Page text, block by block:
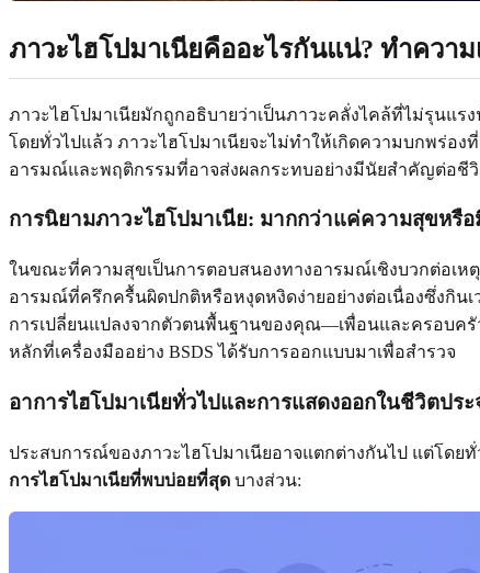
ภาวะไฮโปมาเนียคืออะไรกันแน่? ทำควา
ภาวะไฮโปมาเนียมักถูกอธิบายว่าเป็นภาวะคลั่งไคล้ที่ไม่รุนแ
โดยทั่วไปแล้ว ภาวะไฮโปมาเนียจะไม่ทำให้เกิดความบกพร่อ
อารมณ์และพฤติกรรมที่อาจส่งผลกระทบอย่างมีนัยสำคัญต่อ
การนิยามภาวะไฮโปมาเนีย: มากกว่าแค่ความสุขหรือ
ในขณะที่ความสุขเป็นการตอบสนองทางอารมณ์เชิงบวกต่อเห
อารมณ์ที่ครึกครื้นผิดปกติหรือหงุดหงิดง่ายอย่างต่อเนื่องซึ่งกิ
การเปลี่ยนแปลงจากตัวตนพื้นฐานของคุณ—เพื่อนและครอบครั
หลักที่เครื่องมืออย่าง BSDS ได้รับการออกแบบมาเพื่อสำรวจ
อาการไฮโปมาเนียทั่วไปและการแสดงออกในชีวิตปร
ประสบการณ์ของภาวะไฮโปมาเนียอาจแตกต่างกันไป แต่โด
การไฮโปมาเนียที่พบบ่อยที่สุด บางส่วน: